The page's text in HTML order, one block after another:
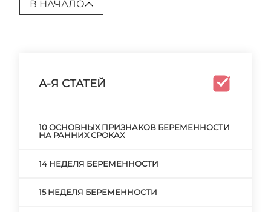
В НАЧАЛО
А-Я СТАТЕЙ
10 ОСНОВНЫХ ПРИЗНАКОВ БЕРЕМЕННОСТИ
НА РАННИХ СРОКАХ
14 НЕДЕЛЯ БЕРЕМЕННОСТИ
15 НЕДЕЛЯ БЕРЕМЕННОСТИ